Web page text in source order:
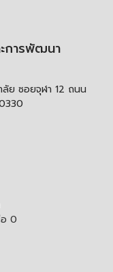
ะการพัฒนา
ย ซอยจุฬา 12 ถนน
0